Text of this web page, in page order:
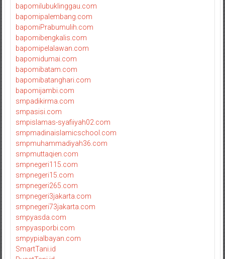
bapomilubuklinggau.com
bapomipalembang.com
bapomiPrabumulih.com
bapomibengkalis.com
bapomipelalawan.com
bapomidumai.com
bapomibatam.com
bapomibatanghari.com
bapomijambi.com
smpadikirma.com
smpasisi.com
smpislamas-syafiiyah02.com
smpmadinaislamicschool.com
smpmuhammadiyah36.com
smpmuttaqien.com
smpnegeri115.com
smpnegeri15.com
smpnegeri265.com
smpnegeri3jakarta.com
smpnegeri73jakarta.com
smpyasda.com
smpyasporbi.com
smpypialbayan.com
SmartTani.id